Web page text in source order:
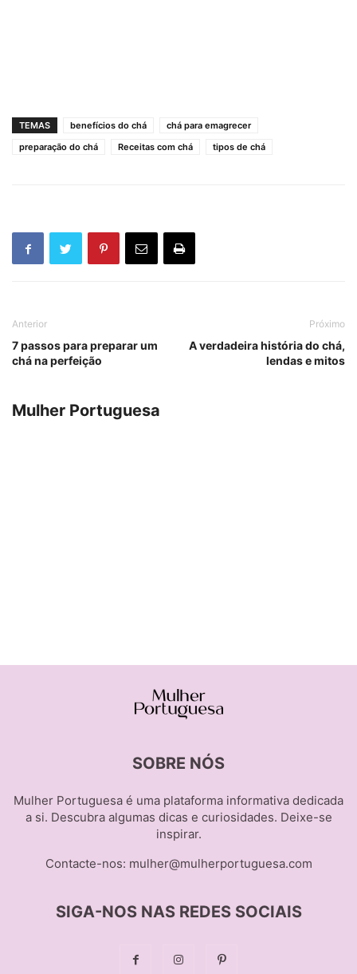
TEMAS benefícios do chá
chá para emagrecer
preparação do chá
Receitas com chá tipos de chá
Anterior
7 passos para preparar um
chá na perfeição
Próximo
A verdadeira história do chá,
lendas e mitos
Mulher Portuguesa
SOBRE NÓS
Mulher Portuguesa é uma plataforma informativa dedicada
a si. Descubra algumas dicas e curiosidades. Deixe-se
inspirar.
Contacte-nos: mulher@mulherportuguesa.com
SIGA-NOS NAS REDES SOCIAIS